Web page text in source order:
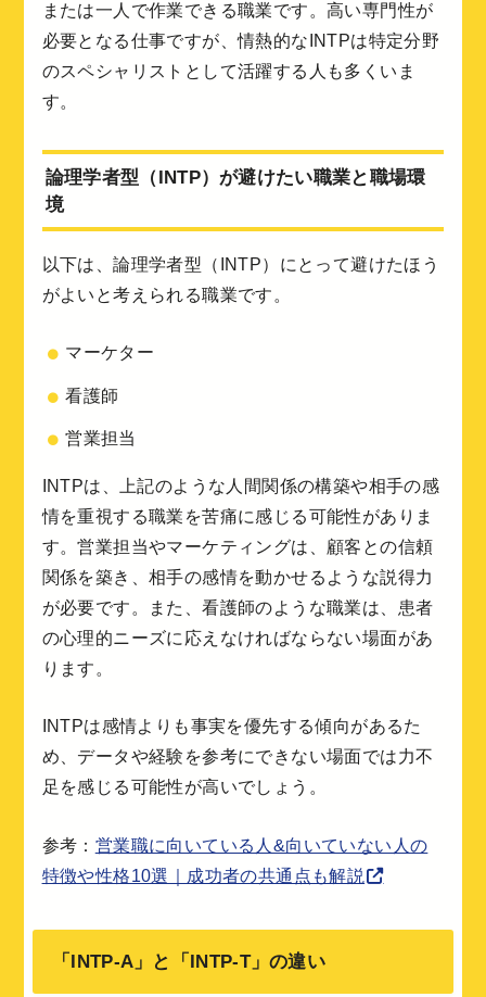
または一人で作業できる職業です。高い専門性が
必要となる仕事ですが、情熱的なINTPは特定分野
のスペシャリストとして活躍する人も多くいま
す。
論理学者型（INTP）が避けたい職業と職場環
境
以下は、論理学者型（INTP）にとって避けたほう
がよいと考えられる職業です。
マーケター
看護師
営業担当
INTPは、上記のような人間関係の構築や相手の感
情を重視する職業を苦痛に感じる可能性がありま
す。営業担当やマーケティングは、顧客との信頼
関係を築き、相手の感情を動かせるような説得力
が必要です。また、看護師のような職業は、患者
の心理的ニーズに応えなければならない場面があ
ります。
INTPは感情よりも事実を優先する傾向があるた
め、データや経験を参考にできない場面では力不
足を感じる可能性が高いでしょう。
参考： 営業職に向いている人&向いていない人の
特徴や性格10選｜成功者の共通点も解説
「INTP-A」と「INTP-T」の違い